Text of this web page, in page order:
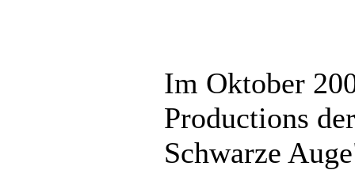
Im Oktober
Productions
Schwarze